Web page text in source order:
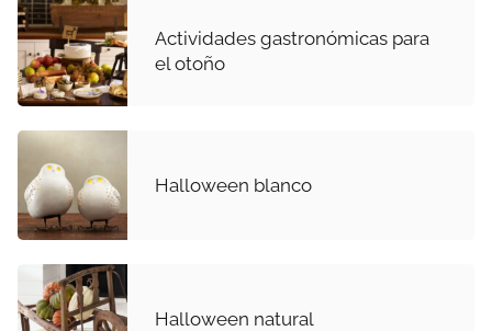
Actividades gastronómicas para
el otoño
Halloween blanco
Halloween natural